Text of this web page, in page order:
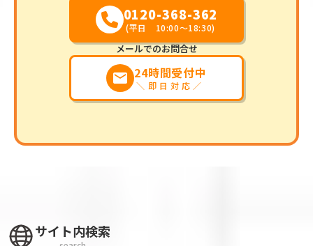
0120-368-362
(平日 10:00～18:30)
メールでのお問合せ
markunread 24時間受付中
＼即日対応／
サイト内検索